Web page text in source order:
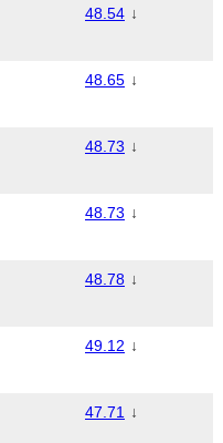
48.54 ↓
48.65 ↓
48.73 ↓
48.73 ↓
48.78 ↓
49.12 ↓
47.71 ↓